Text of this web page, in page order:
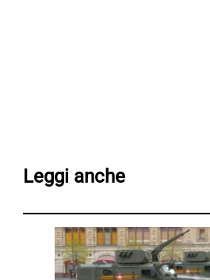
Leggi anche